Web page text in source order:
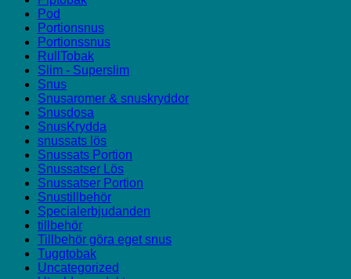
Pod
Portionsnus
Portionssnus
RullTobak
Slim - Superslim
Snus
Snusaromer & snuskryddor
Snusdosa
SnusKrydda
snussats lös
Snussats Portion
Snussatser Lös
Snussatser Portion
Snustillbehör
Specialerbjudanden
tillbehör
Tillbehör göra eget snus
Tuggtobak
Uncategorized